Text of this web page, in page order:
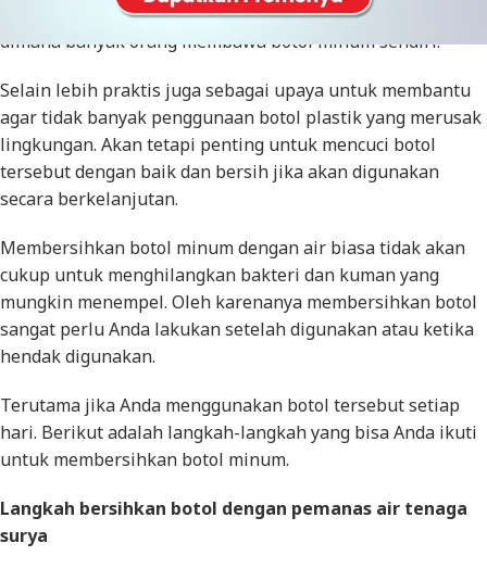
membersihkan botol minuman. Saat ini sudah menjadi tren
dimana banyak orang membawa botol minum sendiri.
Selain lebih praktis juga sebagai upaya untuk membantu
agar tidak banyak penggunaan botol plastik yang merusak
lingkungan. Akan tetapi penting untuk mencuci botol
tersebut dengan baik dan bersih jika akan digunakan
secara berkelanjutan.
Membersihkan botol minum dengan air biasa tidak akan
cukup untuk menghilangkan bakteri dan kuman yang
mungkin menempel. Oleh karenanya membersihkan botol
sangat perlu Anda lakukan setelah digunakan atau ketika
hendak digunakan.
Terutama jika Anda menggunakan botol tersebut setiap
hari. Berikut adalah langkah-langkah yang bisa Anda ikuti
untuk membersihkan botol minum.
Langkah bersihkan botol dengan pemanas air tenaga
surya